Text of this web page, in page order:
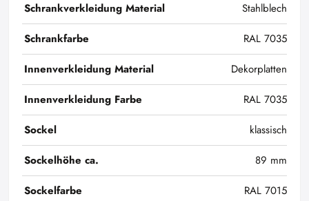
Schrankverkleidung Material
Stahlblech
Schrankfarbe
RAL 7035
Innenverkleidung Material
Dekorplatten
Innenverkleidung Farbe
RAL 7035
Sockel
klassisch
Sockelhöhe ca.
89 mm
Sockelfarbe
RAL 7015